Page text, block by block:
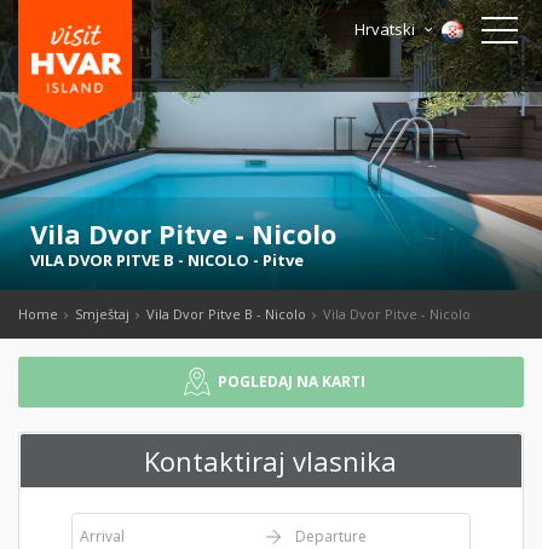
Hrvatski
Vila Dvor Pitve - Nicolo
VILA DVOR PITVE B - NICOLO - Pitve
Home Smještaj Vila Dvor Pitve B - Nicolo Vila Dvor Pitve - Nicolo
POGLEDAJ NA KARTI
Kontaktiraj vlasnika
Arrival Departure